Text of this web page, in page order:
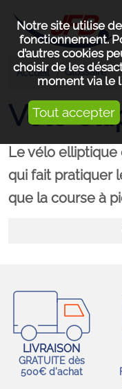
Notre site utilise
fonctionnement.
d’autres cookies
choisir de les
moment via le
Tout accepter
Accueil Glossaire
Vélo
Le vélo elliptique
qui fait pratiquer
que la course à
LIVRAISON
GRATUITE dès
500€ d'achat